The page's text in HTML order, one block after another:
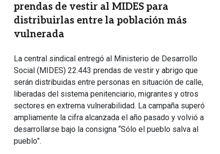
prendas de vestir al MIDES para
distribuirlas entre la población más
vulnerada
La central sindical entregó al Ministerio de Desarrollo
Social (MIDES) 22.443 prendas de vestir y abrigo que
serán distribuidas entre personas en situación de calle,
liberadas del sistema penitenciario, migrantes y otros
sectores en extrema vulnerabilidad. La campaña superó
ampliamente la cifra alcanzada el año pasado y volvió a
desarrollarse bajo la consigna “Sólo el pueblo salva al
pueblo”.